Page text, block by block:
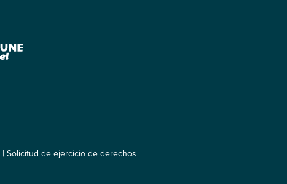
| Solicitud de ejercicio de derechos